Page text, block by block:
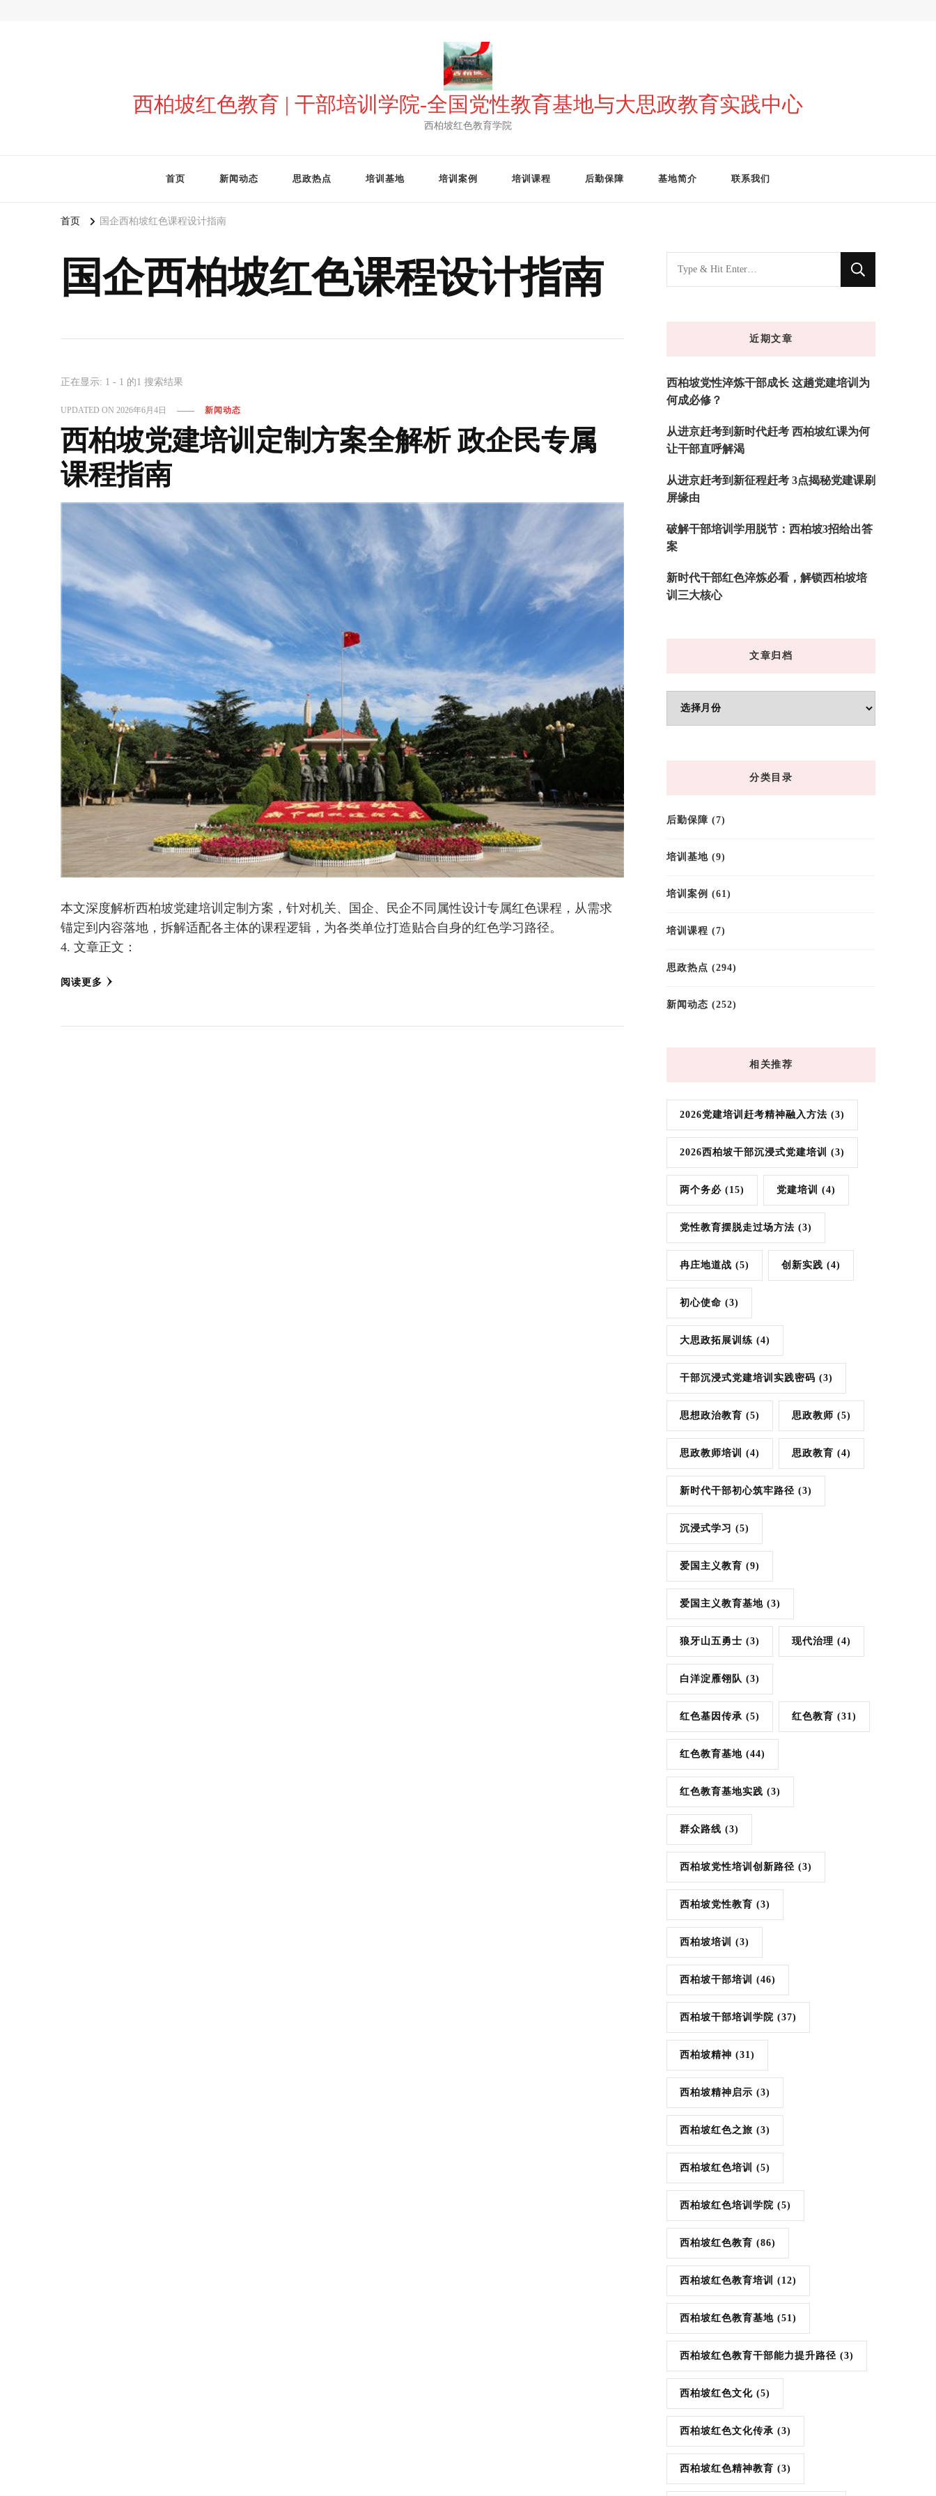
西柏坡红色教育 | 干部培训学院-全国党性教育基地与大思政教育实践中心
西柏坡红色教育学院
首页 新闻动态 思政热点 培训基地 培训案例 培训课程 后勤保障 基地简介 联系我们
首页 国企西柏坡红色课程设计指南
国企西柏坡红色课程设计指南
正在显示: 1 - 1 的1 搜索结果
UPDATED ON2026年6月4日 新闻动态
西柏坡党建培训定制方案全解析 政企民专属
课程指南
本文深度解析西柏坡党建培训定制方案，针对机关、国企、民企不同属性设计专属红色课程，从需求
锚定到内容落地，拆解适配各主体的课程逻辑，为各类单位打造贴合自身的红色学习路径。
4. 文章正文：
阅读更多
找
什
近期文章
西柏坡党性淬炼干部成长 这趟党建培训为
何成必修？
从进京赶考到新时代赶考 西柏坡红课为何
让干部直呼解渴
从进京赶考到新征程赶考 3点揭秘党建课刷
屏缘由
破解干部培训学用脱节：西柏坡3招给出答
案
新时代干部红色淬炼必看，解锁西柏坡培
训三大核心
文章归档
章
分类目录
后勤保障 (7)
培训基地 (9)
培训案例 (61)
培训课程 (7)
思政热点 (294)
新闻动态 (252)
相关推荐
2026党建培训赶考精神融入方法 (3)
2026西柏坡干部沉浸式党建培训 (3)
两个务必 (15) 党建培训 (4)
党性教育摆脱走过场方法 (3)
冉庄地道战 (5) 创新实践 (4)
初心使命 (3)
大思政拓展训练 (4)
干部沉浸式党建培训实践密码 (3)
思想政治教育 (5) 思政教师 (5)
思政教师培训 (4) 思政教育 (4)
新时代干部初心筑牢路径 (3)
沉浸式学习 (5)
爱国主义教育 (9)
爱国主义教育基地 (3)
狼牙山五勇士 (3) 现代治理 (4)
白洋淀雁翎队 (3)
红色基因传承 (5) 红色教育 (31)
红色教育基地 (44)
红色教育基地实践 (3)
群众路线 (3)
西柏坡党性培训创新路径 (3)
西柏坡党性教育 (3)
西柏坡培训 (3)
西柏坡干部培训 (46)
西柏坡干部培训学院 (37)
西柏坡精神 (31)
西柏坡精神启示 (3)
西柏坡红色之旅 (3)
西柏坡红色培训 (5)
西柏坡红色培训学院 (5)
西柏坡红色教育 (86)
西柏坡红色教育培训 (12)
西柏坡红色教育基地 (51)
西柏坡红色教育干部能力提升路径 (3)
西柏坡红色文化 (5)
西柏坡红色文化传承 (3)
西柏坡红色精神教育 (3)